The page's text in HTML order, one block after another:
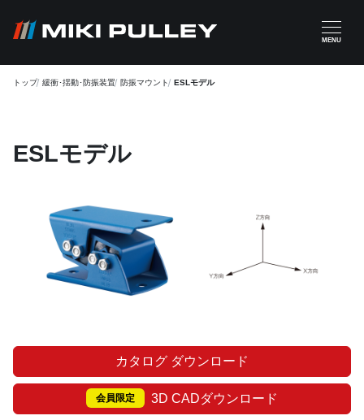
MENU
トップ 緩衝･揺動･防振装置 防振マウント ESLモデル
ESLモデル
カタログ ダウンロード
会員限定 3D CADダウンロード